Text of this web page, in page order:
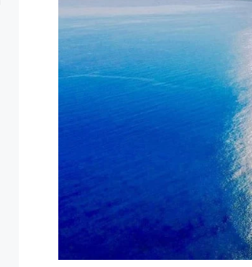
شقة بغرفة نوم واحدة بمساحة 71 مترًا مربعًا
في غوزليورت
Guzelyurt, North Cyprus
1
71
m²
GGR1771
شقة, مشروع